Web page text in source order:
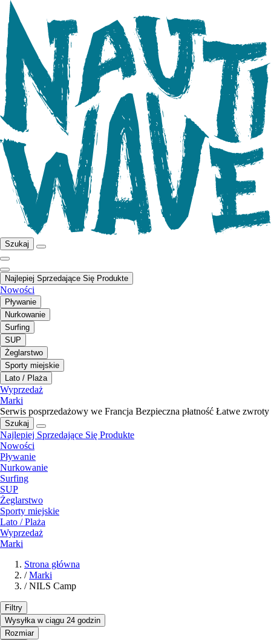
Szukaj
Najlepiej Sprzedające Się Produkte
Nowości
Pływanie
Nurkowanie
Surfing
SUP
Żeglarstwo
Sporty miejskie
Lato / Plaża
Wyprzedaż
Marki
Serwis posprzedażowy we Francja Bezpieczna płatność Łatwe zwroty
Szukaj
Najlepiej Sprzedające Się Produkte
Nowości
Pływanie
Nurkowanie
Surfing
SUP
Żeglarstwo
Sporty miejskie
Lato / Plaża
Wyprzedaż
Marki
Strona główna
/ Marki
/ NILS Camp
Filtry
Wysyłka w ciągu 24 godzin
Rozmiar